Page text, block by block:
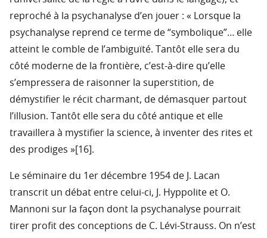
reproché à la psychanalyse d’en jouer : « Lorsque la
psychanalyse reprend ce terme de “symbolique”… elle
atteint le comble de l’ambiguïté. Tantôt elle sera du
côté moderne de la frontière, c’est-à-dire qu’elle
s’empressera de raisonner la superstition, de
démystifier le récit charmant, de démasquer partout
l’illusion. Tantôt elle sera du côté antique et elle
travaillera à mystifier la science, à inventer des rites et
des prodiges »[16].
Le séminaire du 1er décembre 1954 de J. Lacan
transcrit un débat entre celui-ci, J. Hyppolite et O.
Mannoni sur la façon dont la psychanalyse pourrait
tirer profit des conceptions de C. Lévi-Strauss. On n’est